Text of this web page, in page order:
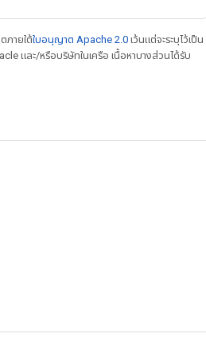
ภายใต้ใบอนุญาต Apache 2.0 เว้นแต่จะระบุไว้เป็น
และ/หรือบริษัทในเครือ เนื้อหาบางส่วนได้รับ